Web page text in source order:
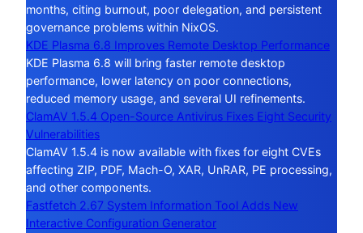
months, citing burnout, poor delegation, and persistent
governance problems within NixOS.
KDE Plasma 6.8 Improves Remote Desktop Performance
KDE Plasma 6.8 will bring faster remote desktop
performance, lower latency on poor connections,
reduced memory usage, and several UI refinements.
ClamAV 1.5.4 Open-Source Antivirus Fixes Eight Security
Vulnerabilities
ClamAV 1.5.4 is now available with fixes for eight CVEs
affecting ZIP, PDF, Mach-O, XAR, UnRAR, PE processing,
and other components.
Fastfetch 2.67 System Information Tool Adds New
Interactive Configuration Generator